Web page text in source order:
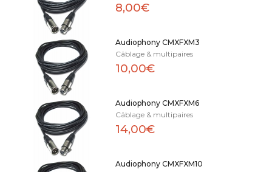
8,00€
Audiophony CMXFXM3
Câblage & multipaires
10,00€
Audiophony CMXFXM6
Câblage & multipaires
14,00€
Audiophony CMXFXM10